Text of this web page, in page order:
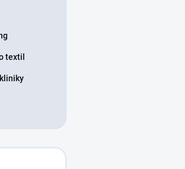
textil